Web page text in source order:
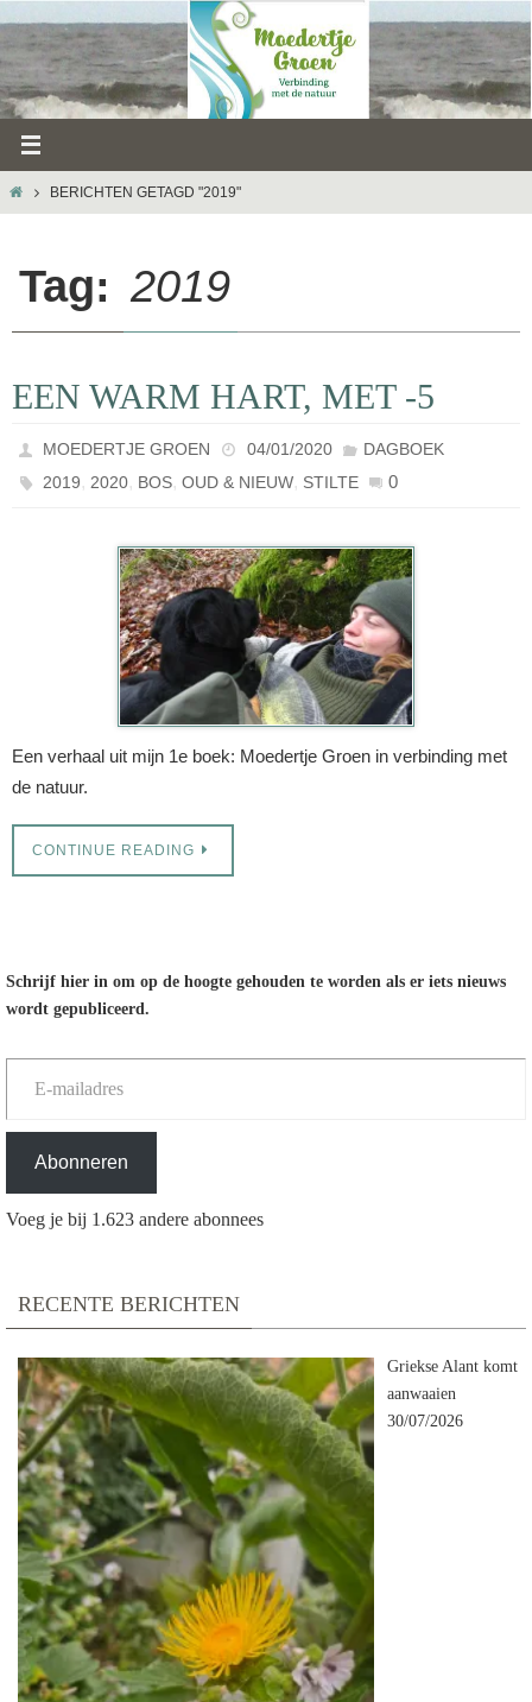
naar
inhoud
HOMEBERICHTEN GETAGD "2019"
Tag: 2019
EEN WARM HART, MET -5
MOEDERTJE GROEN 04/01/2020
DAGBOEK
2019, 2020, BOS,OUD & NIEUW, STILTE 0
Een verhaal uit mijn 1e boek: Moedertje Groen in verbinding met
de natuur.
CONTINUE READING
Schrijf hier in om op de hoogte gehouden te worden als er iets nieuws
wordt gepubliceerd.
E-mailadres
Abonneren
Voeg je bij 1.623 andere abonnees
RECENTE BERICHTEN
Griekse Alant komt
aanwaaien
30/07/2026